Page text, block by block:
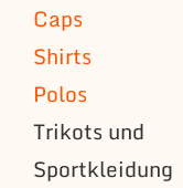
Caps
Shirts
Polos
Trikots und
Sportkleidung